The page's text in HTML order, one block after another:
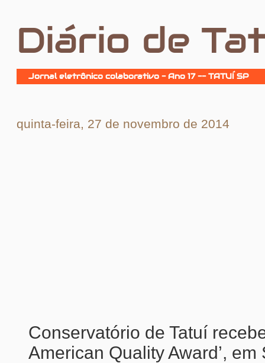
Diário de
Jornal eletrônico colaborativo - Ano 17 -- TATUÍ SP
quinta-feira, 27 de novembro de 2014
Conservatório de Tatuí
American Quality Award’, em